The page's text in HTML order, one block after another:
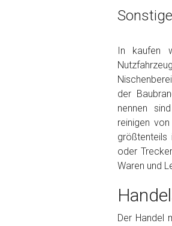
In kaufen
der
nennen
reinigen
größtenteils
oder
Waren und
Der Handel